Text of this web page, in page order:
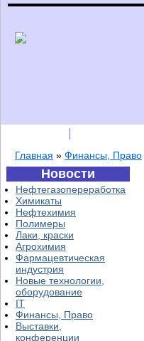
Главная » Финансы, Право
Новости
Нефтегазопереработка
Химикаты
Нефтехимия
Полимеры
Лаки, краски
Агрохимия
Фармацевтическая
индустрия
Новые технологии,
оборудование
IT
Финансы, Право
Выставки,
конференции